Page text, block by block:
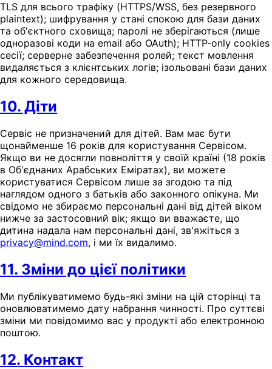
TLS для всього трафіку (HTTPS/WSS, без резервного
plaintext); шифрування у стані спокою для бази даних
та об'єктного сховища; паролі не зберігаються (лише
одноразові коди на email або OAuth); HTTP-only cookies
сесії; серверне забезпечення ролей; текст мовлення
видаляється з клієнтських логів; ізольовані бази даних
для кожного середовища.
10. Діти
Сервіс не призначений для дітей. Вам має бути
щонайменше 16 років для користування Сервісом.
Якщо ви не досягли повноліття у своїй країні (18 років
в Об'єднаних Арабських Еміратах), ви можете
користуватися Сервісом лише за згодою та під
наглядом одного з батьків або законного опікуна. Ми
свідомо не збираємо персональні дані від дітей віком
нижче за застосовний вік; якщо ви вважаєте, що
дитина надала нам персональні дані, зв'яжіться з
privacy@mind.com, і ми їх видалимо.
11. Зміни до цієї політики
Ми публікуватимемо будь-які зміни на цій сторінці та
оновлюватимемо дату набрання чинності. Про суттєві
зміни ми повідомимо вас у продукті або електронною
поштою.
12. Контакт